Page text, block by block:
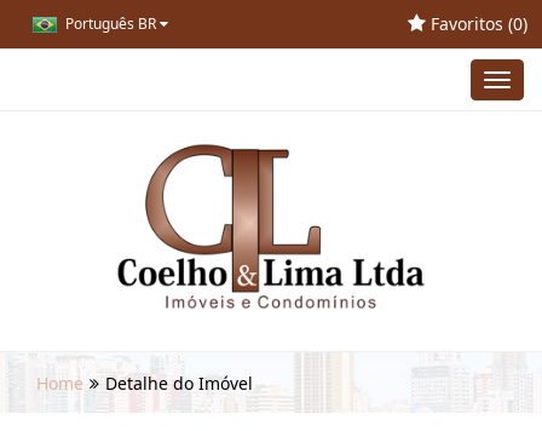
Português BR Favoritos (0)
Home Detalhe do Imóvel